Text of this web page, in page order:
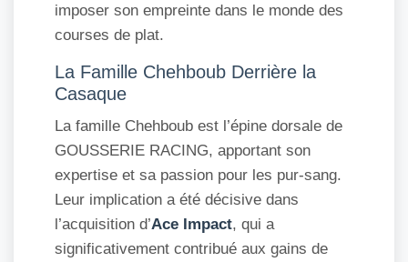
imposer son empreinte dans le monde des
courses de plat.
La Famille Chehboub Derrière la
Casaque
La famille Chehboub est l’épine dorsale de
GOUSSERIE RACING, apportant son
expertise et sa passion pour les pur-sang.
Leur implication a été décisive dans
l’acquisition d’Ace Impact, qui a
significativement contribué aux gains de